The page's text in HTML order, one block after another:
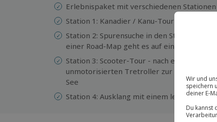
Erlebnispaket mit verschiedenen
Station 1: Kanadier / Kanu-Tour auf dem
Station 2: Spurensuche in den Stuttgarter
einer Road-Map geht es auf eine ca. 3,5 km
Station 3: Scooter-Tour - nach einer
unmotorisierten Tretroller zur Schleuse
See
Station 4: Ausklang mit einem leckeren Eis